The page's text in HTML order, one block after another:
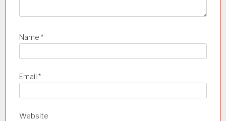
Name *
Email *
Website